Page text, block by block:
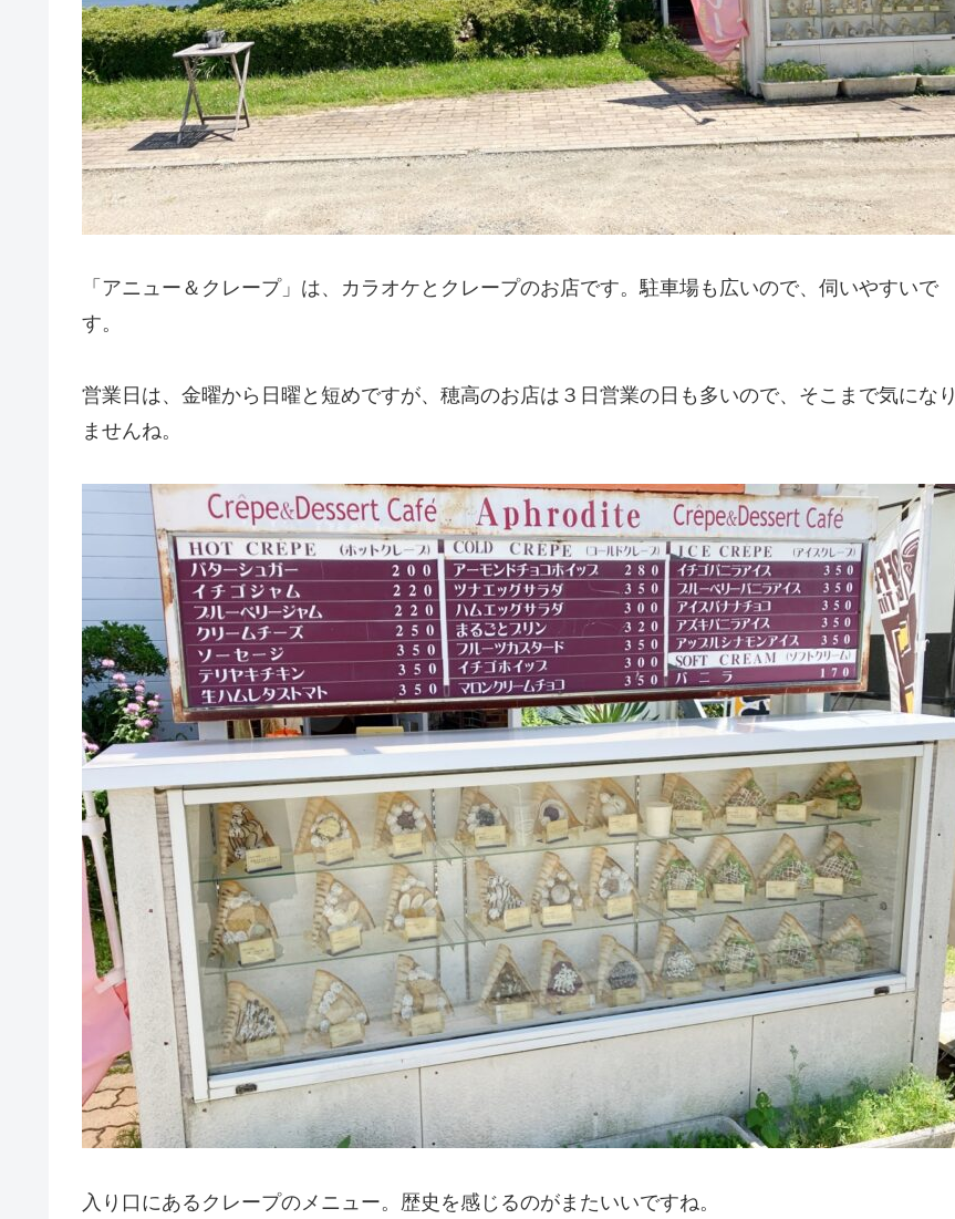
「アニュー＆クレープ」は、カラオケとクレープのお店です。駐車場も広いので、伺いやすいで
す。
営業日は、金曜から日曜と短めですが、穂高のお店は３日営業の日も多いので、そこまで気になり
ませんね。
入り口にあるクレープのメニュー。歴史を感じるのがまたいいですね。